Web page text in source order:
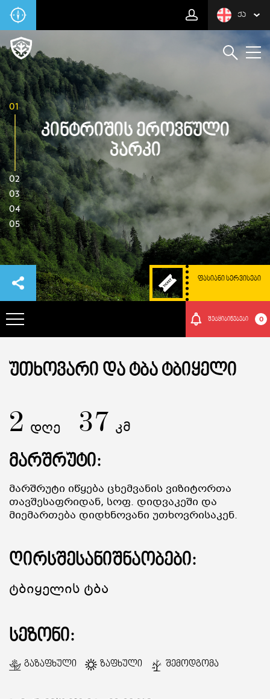
ᲥᲐ
01
02
03
04
05
Კინტრიშის Ეროვნული
Პარკი
ᲤᲐᲡᲘᲐᲜᲘ ᲡᲔᲠᲕᲘᲡᲔᲑᲘ
ᲠᲝᲒᲝᲠ ᲛᲝᲕᲮᲕᲓᲔᲗ ᲐᲥ
ᲑᲣᲜᲔᲑᲐ ᲓᲐ ᲙᲣᲚᲢᲣᲠᲐ
ᲛᲝᲒᲝᲜᲔᲑᲔᲑᲘ
ᲒᲖᲐᲛᲙᲕᲚᲔᲕᲘ
შეტყიბინებები 0
ᲣᲗᲮᲝᲕᲐᲠᲘ ᲓᲐ ᲢᲑᲐ ᲢᲑᲘᲧᲔᲚᲘ
2 დღე 37 კმ
მარშრუტი:
Მარშრუტი Იწყება Ცხემვანის Ვიზიტორთა
Თავშესაფრიდან, Სოფ. Დიდვაკეში Და
Მიემართება Დიდხნოვანი Უთხოვრისაკენ.
ღირსშესანიშნაობები:
Ტბიყელის Ტბა
სეზონი:
Გაზაფხული Ზაფხული Შემოდგომა